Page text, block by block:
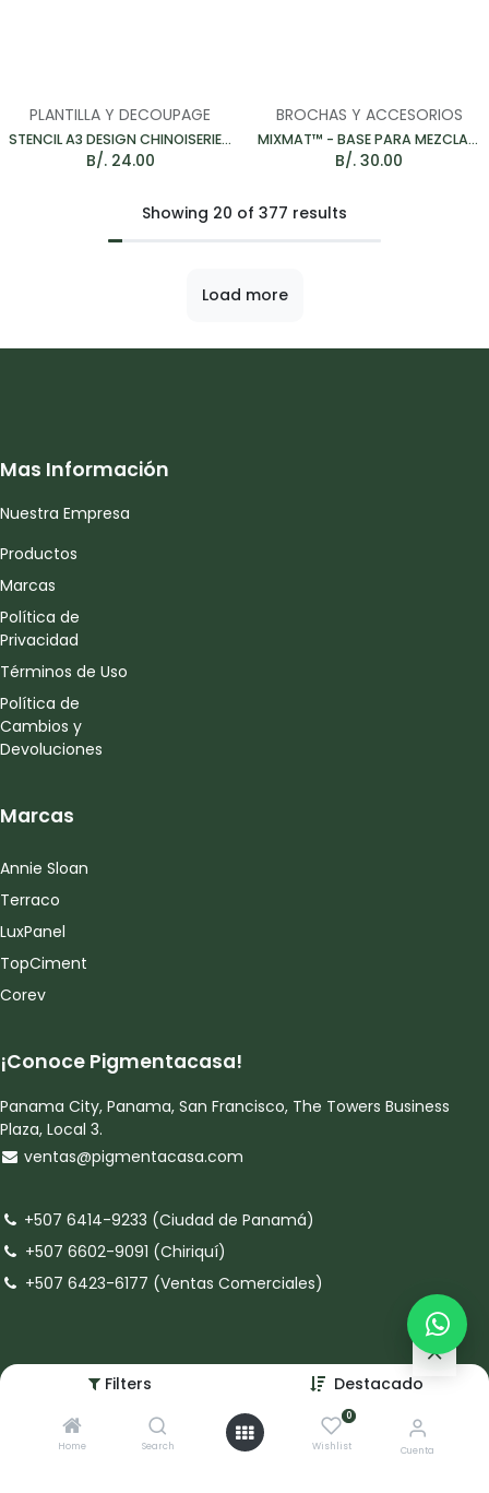
Filters Destacado
Home Search
0
Wishlist Cuenta
PLANTILLA Y DECOUPAGE
STENCIL A3 DESIGN CHINOISERIE BIRDS - PLANTILLA 400*250MM
B/. 24.00
BROCHAS Y ACCESORIOS
MIXMAT™ - BASE PARA MEZCLAR COLORES 42*30CM
B/. 30.00
Showing 20 of 377 results
Load more
Mas Información
Nuestra Empresa
Productos
Marcas
Política de
Privacidad
Términos de Uso
Política de
Cambios y
Devoluciones
Marcas
Annie Sloan
Terraco
LuxPanel
TopCiment
Corev
¡Conoce Pigmentacasa!
Panama City, Panama, San Francisco, The Towers Business
Plaza, Local 3.
ventas@pigmentacasa.com
+507 6414-9233 (Ciudad de Panamá)
+507 6602-9091 (Chiriquí)
+507 6423-6177 (Ventas Comerciales)
Síguenos!